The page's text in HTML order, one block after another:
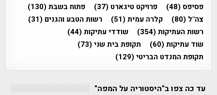
פסיפס(48) פרויקט טיגארט (37) פתוח בשבת(130)
צה"ל (80) קלרה עמית(51) רשות הטבע והגנים (31)
רשות העתיקות(354) שודדי עתיקות(44)
שוד עתיקות(60) תקופת בית שני(73)
תקופת המנדט הבריטי(129)
עד כה צפו ב"היסטוריה על המפה"